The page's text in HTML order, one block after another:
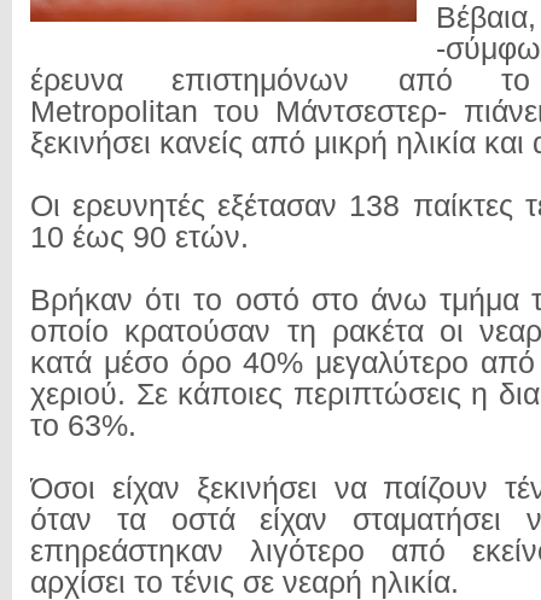
-
έρευνα επιστημόνων από το
Metropolitan του Μάντσεστερ-
ξεκινήσει κανείς από μικρή ηλικία
Οι ερευνητές εξέτασαν 138 παίκτες
10 έως 90 ετών.
Βρήκαν ότι το οστό στο άνω τμήμα
οποίο κρατούσαν τη ρακέτα οι
κατά μέσο όρο 40% μεγαλύτερο
χεριού. Σε κάποιες περιπτώσεις η
το 63%.
Όσοι είχαν ξεκινήσει να παίζουν
όταν τα οστά είχαν σταματήσει
επηρεάστηκαν λιγότερο από
αρχίσει το τένις σε νεαρή ηλικία.